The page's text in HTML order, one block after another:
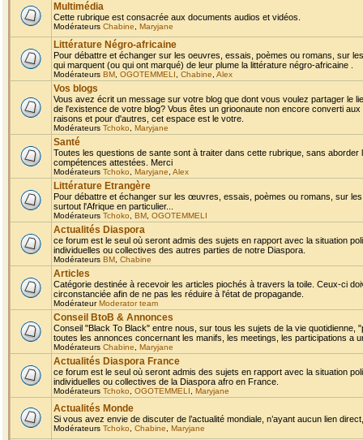
Multimédia
Cette rubrique est consacrée aux documents audios et vidéos.
Modérateurs Chabine Maryjane
Littérature Négro-africaine
Pour débattre et échanger sur les oeuvres, essais, poèmes ou romans, sur
qui marquent (ou qui ont marqué) de leur plume la littérature négro-africaine .
Modérateurs BM OGOTEMMELI Chabine Alex
Vos blogs
Vous avez écrit un message sur votre blog que dont vous voulez partager le
de l'existence de votre blog? Vous êtes un grioonaute non encore converti
raisons et pour d'autres, cet espace est le votre.
Modérateurs Tchoko Maryjane
Santé
Toutes les questions de sante sont à traiter dans cette rubrique, sans
compétences attestées. Merci
Modérateurs Tchoko Maryjane Alex
Littérature Etrangère
Pour débattre et échanger sur les œuvres, essais, poèmes ou romans, sur
surtout l'Afrique en particulier...
Modérateurs Tchoko BM OGOTEMMELI
Actualités Diaspora
ce forum est le seul où seront admis des sujets en rapport avec la situation
individuelles ou collectives des autres parties de notre Diaspora.
Modérateurs BM Chabine
Articles
Catégorie destinée à recevoir les articles piochés à travers la toile. Ceux-ci
circonstanciée afin de ne pas les réduire à l'état de propagande.
ModérateurModerator team
Conseil BtoB & Annonces
Conseil "Black To Black" entre nous, sur tous les sujets de la vie
toutes les annonces concernant les manifs, les meetings, les participations a
Modérateurs Chabine Maryjane
Actualités Diaspora France
ce forum est le seul où seront admis des sujets en rapport avec la situation
individuelles ou collectives de la Diaspora afro en France.
Modérateurs Tchoko OGOTEMMELI Maryjane
Actualités Monde
Si vous avez envie de discuter de l’actualité mondiale, n’ayant aucun lien
Modérateurs Tchoko Chabine Maryjane